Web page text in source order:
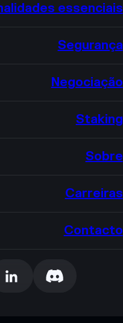
essenciais
Segurança
Negociação
Staking
Sobre
Carreiras
Contacto